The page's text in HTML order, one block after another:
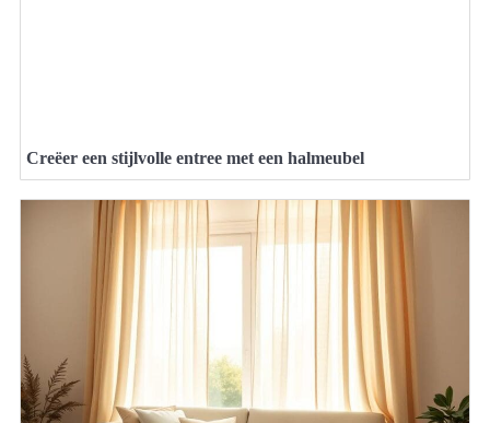
Creëer een stijlvolle entree met een halmeubel